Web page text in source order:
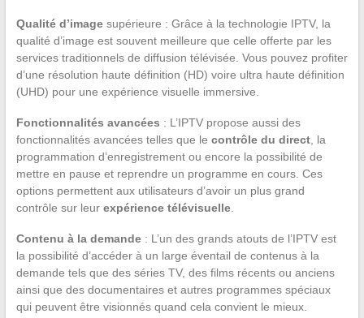
Qualité d’imagesupérieure : Grâce à la technologie IPTV, la
qualité d’image est souvent meilleure que celle offerte par les
services traditionnels de diffusion télévisée. Vous pouvez profiter
d’une résolution haute définition (HD) voire ultra haute définition
(UHD) pour une expérience visuelle immersive.
Fonctionnalités avancées : L’IPTV propose aussi des
fonctionnalités avancées telles que le contrôle du direct, la
programmation d’enregistrement ou encore la possibilité de
mettre en pause et reprendre un programme en cours. Ces
options permettent aux utilisateurs d’avoir un plus grand
contrôle sur leur expérience télévisuelle.
Contenu à la demande: L’un des grands atouts de l’IPTV est
la possibilité d’accéder à un large éventail de contenus à la
demande tels que des séries TV, des films récents ou anciens
ainsi que des documentaires et autres programmes spéciaux
qui peuvent être visionnés quand cela convient le mieux.